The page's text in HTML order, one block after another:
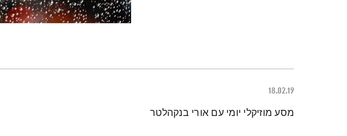
18.02.19
תמצית הפודקאסט
מסע מוזיקלי יומי עם אורי בנקהלטר